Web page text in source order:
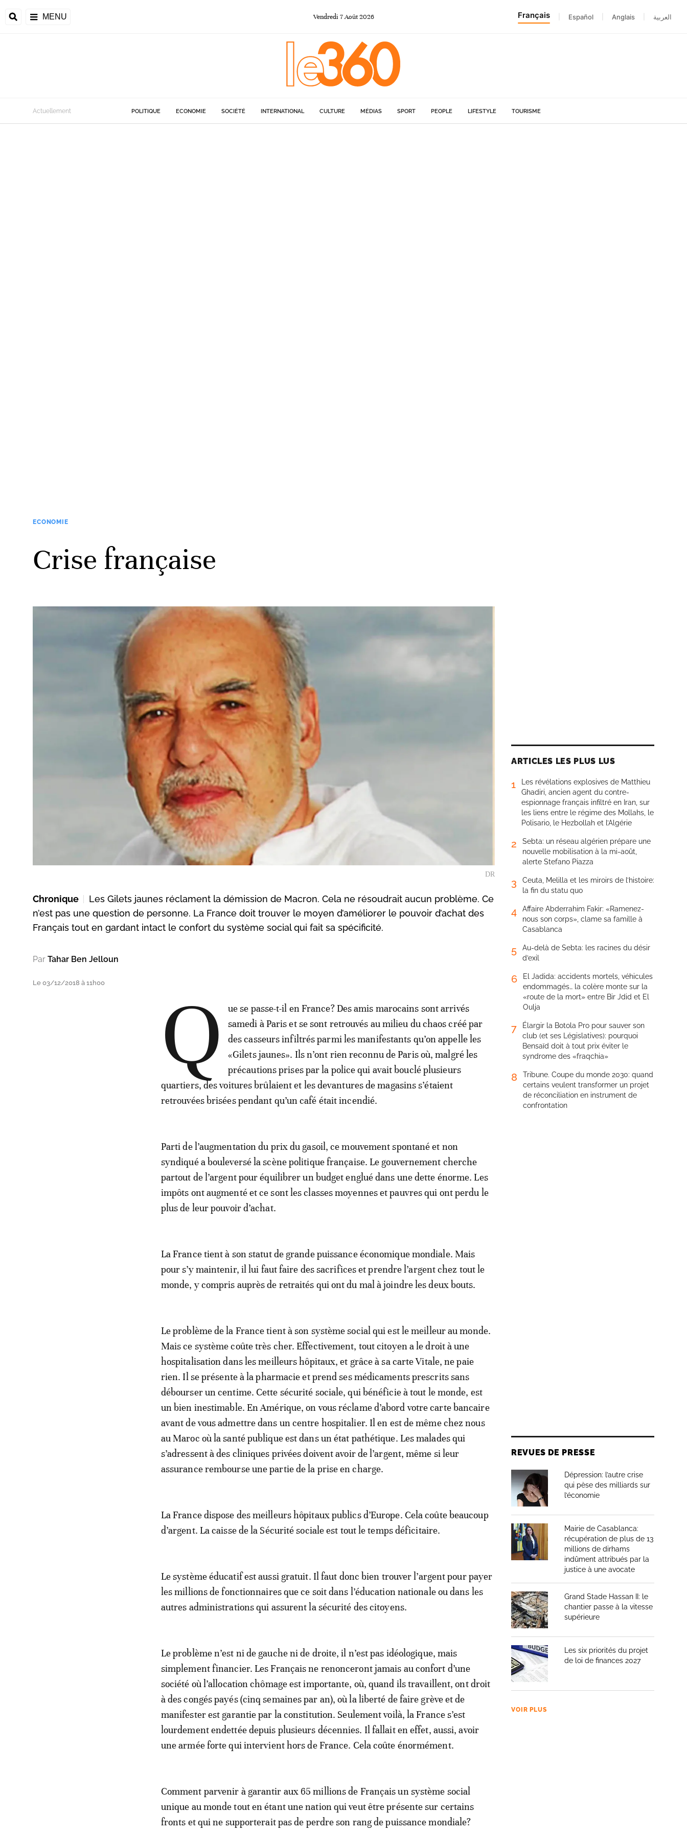
MENU Vendredi 7Août 2026 Français Español Anglais العربية
Actuellement POLITIQUE ECONOMIE SOCIÉTÉ INTERNATIONAL CULTURE MÉDIAS SPORT PEOPLE LIFESTYLE TOURISME
ECONOMIE
Crise française
DR
Chronique
Les Gilets jaunes réclament la démission de Macron. Cela ne résoudrait aucun problème. Ce
n’est pas une question de personne. La France doit trouver le moyen d’améliorer le pouvoir d’achat des
Français tout en gardant intact le confort du système social qui fait sa spécificité.
Par Tahar Ben Jelloun
Le 03/12/2018 à 11h00 Q
ue se passe-t-il en France? Des amis marocains sont arrivés
samedi à Paris et se sont retrouvés au milieu du chaos créé par
des casseurs infiltrés parmi les manifestants qu’on appelle les
«Gilets jaunes». Ils n’ont rien reconnu de Paris où, malgré les
précautions prises par la police qui avait bouclé plusieurs
quartiers, des voitures brûlaient et les devantures de magasins s’étaient
retrouvées brisées pendant qu’un café était incendié.
Parti de l’augmentation du prix du gasoil, ce mouvement spontané et non
syndiqué a bouleversé la scène politique française. Le gouvernement cherche
partout de l’argent pour équilibrer un budget englué dans une dette énorme. Les
impôts ont augmenté et ce sont les classes moyennes et pauvres qui ont perdu le
plus de leur pouvoir d’achat.
La France tient à son statut de grande puissance économique mondiale. Mais
pour s’y maintenir, il lui faut faire des sacrifices et prendre l’argent chez tout le
monde, y compris auprès de retraités qui ont du mal à joindre les deux bouts.
Le problème de la France tient à son système social qui est le meilleur au monde.
Mais ce système coûte très cher. Effectivement, tout citoyen a le droit à une
hospitalisation dans les meilleurs hôpitaux, et grâce à sa carte Vitale, ne paie
rien. Il se présente à la pharmacie et prend ses médicaments prescrits sans
débourser un centime. Cette sécurité sociale, qui bénéficie à tout le monde, est
un bien inestimable. En Amérique, on vous réclame d’abord votre carte bancaire
avant de vous admettre dans un centre hospitalier. Il en est de même chez nous
au Maroc où la santé publique est dans un état pathétique. Les malades qui
s’adressent à des cliniques privées doivent avoir de l’argent, même si leur
assurance rembourse une partie de la prise en charge.
La France dispose des meilleurs hôpitaux publics d’Europe. Cela coûte beaucoup
d’argent. La caisse de la Sécurité sociale est tout le temps déficitaire.
Le système éducatif est aussi gratuit. Il faut donc bien trouver l’argent pour payer
les millions de fonctionnaires que ce soit dans l’éducation nationale ou dans les
autres administrations qui assurent la sécurité des citoyens.
Le problème n’est ni de gauche ni de droite, il n’est pas idéologique, mais
simplement financier. Les Français ne renonceront jamais au confort d’une
société où l’allocation chômage est importante, où, quand ils travaillent, ont droit
à des congés payés (cinq semaines par an), où la liberté de faire grève et de
manifester est garantie par la constitution. Seulement voilà, la France s’est
lourdement endettée depuis plusieurs décennies. Il fallait en effet, aussi, avoir
une armée forte qui intervient hors de France. Cela coûte énormément.
Comment parvenir à garantir aux 65 millions de Français un système social
unique au monde tout en étant une nation qui veut être présente sur certains
fronts et qui ne supporterait pas de perdre son rang de puissance mondiale?
ARTICLES LES PLUS LUS
1
Les révélations explosives de Matthieu
Ghadiri, ancien agent du contre-
espionnage français infiltré en Iran, sur
les liens entre le régime des Mollahs, le
Polisario, le Hezbollah et l’Algérie
2
Sebta: un réseau algérien prépare une
nouvelle mobilisation à la mi-août,
alerte Stefano Piazza
3
Ceuta, Melilla et les miroirs de l’histoire:
la fin du statu quo
4
Affaire Abderrahim Fakir: «Ramenez-
nous son corps», clame sa famille à
Casablanca
5
Au-delà de Sebta: les racines du désir
d’exil
6
El Jadida: accidents mortels, véhicules
endommagés… la colère monte sur la
«route de la mort» entre Bir Jdid et El
Oulja
7
Élargir la Botola Pro pour sauver son
club (et ses Législatives): pourquoi
Bensaïd doit à tout prix éviter le
syndrome des «fraqchia»
8
Tribune. Coupe du monde 2030: quand
certains veulent transformer un projet
de réconciliation en instrument de
confrontation
REVUES DE PRESSE
Dépression: l’autre crise
qui pèse des milliards sur
l’économie
Mairie de Casablanca:
récupération de plus de 13
millions de dirhams
indûment attribués par la
justice à une avocate
Grand Stade Hassan II: le
chantier passe à la vitesse
supérieure
Les six priorités du projet
de loi de finances 2027
VOIR PLUS